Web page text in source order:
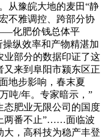
从豫皖大地的麦田“静
不雅调控、跨部分协
化肥价钱总体平
纵效率和产物精湛加
业部分的数据印证了这
来到阜阳市颍东区正
地步影响，春末夏
吨/年。专家暗示，”
态肥业无限公司的国度
两番不止”……面临波
，高科技为稳产丰登